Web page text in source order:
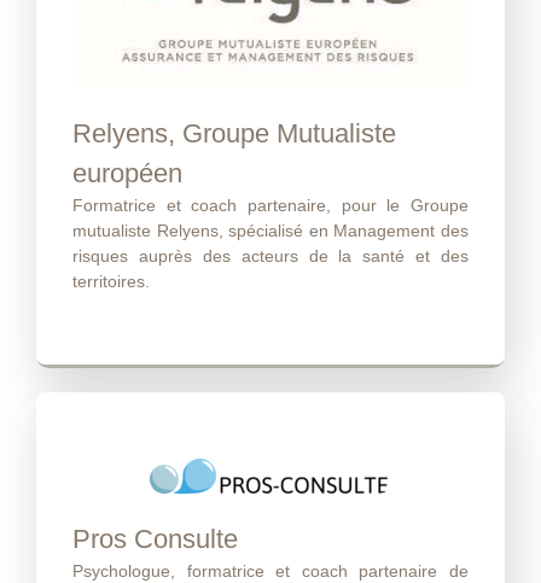
Relyens, Groupe Mutualiste
européen
Formatrice et coach partenaire, pour le Groupe
mutualiste Relyens, spécialisé en Management des
risques auprès des acteurs de la santé et des
territoires.
Pros Consulte
Psychologue, formatrice et coach partenaire de